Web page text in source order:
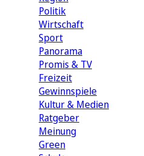
Politik
Wirtschaft
Sport
Panorama
Promis & TV
Freizeit
Gewinnspiele
Kultur & Medien
Ratgeber
Meinung
Green